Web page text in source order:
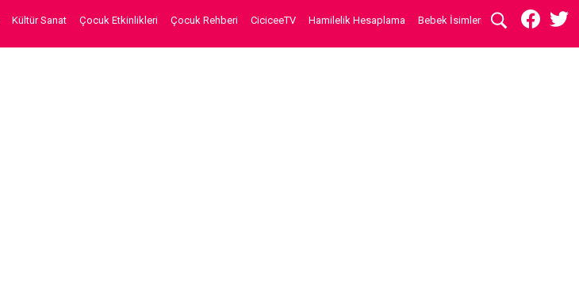
Kültür Sanat Çocuk Etkinlikleri Çocuk Rehberi CiciceeTV Hamilelik Hesaplama Bebek İsimleri